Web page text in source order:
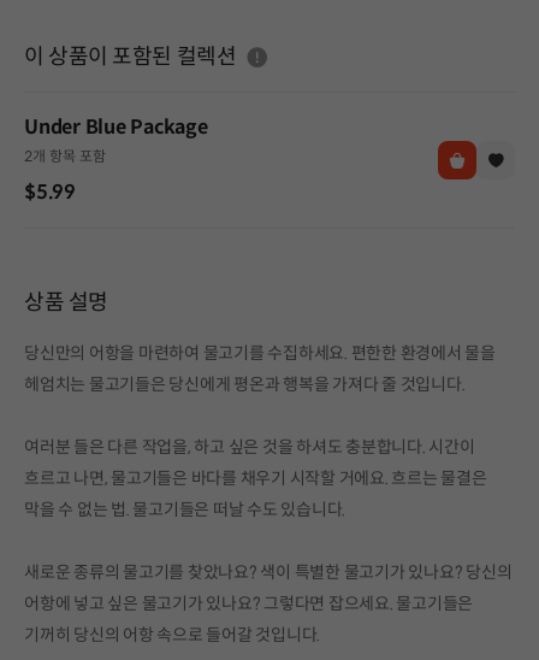
이 상품이 포함된 컬렉션 도움말
Under Blue Package
2개 항목 포함
$5.99
상품 설명
당신만의 어항을 마련하여 물고기를 수집하세요. 편한한 환경에서 물을
헤엄치는 물고기들은 당신에게 평온과 행복을 가져다 줄 것입니다.
여러분 들은 다른 작업을, 하고 싶은 것을 하셔도 충분합니다. 시간이
흐르고 나면, 물고기들은 바다를 채우기 시작할 거에요. 흐르는 물결은
막을 수 없는 법. 물고기들은 떠날 수도 있습니다.
새로운 종류의 물고기를 찾았나요? 색이 특별한 물고기가 있나요? 당신의
어항에 넣고 싶은 물고기가 있나요? 그렇다면 잡으세요. 물고기들은
기꺼히 당신의 어항 속으로 들어갈 것입니다.